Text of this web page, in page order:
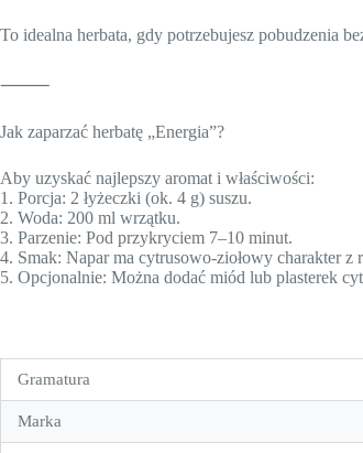
To idealna herbata, gdy potrzebujesz pobudzenia
⸻
Jak zaparzać herbatę „Energia”?
Aby uzyskać najlepszy aromat i właściwości:
1. Porcja: 2 łyżeczki (ok. 4 g) suszu.
2. Woda: 200 ml wrzątku.
3. Parzenie: Pod przykryciem 7–10 minut.
4. Smak: Napar ma cytrusowo-ziołowy charakter
5. Opcjonalnie: Można dodać miód lub plasterek
Gramatura
Marka